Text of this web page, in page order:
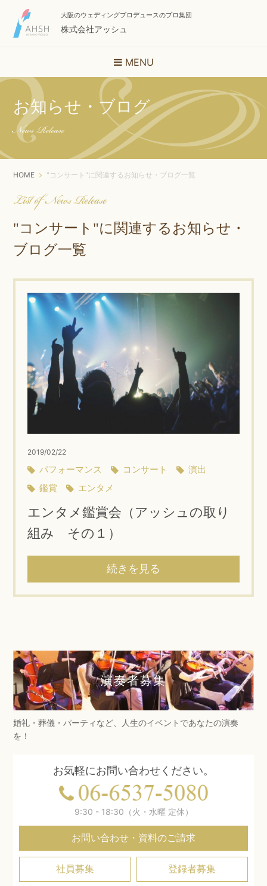
大阪のウェディングプロデュースのプロ集団
株式会社アッシュ
MENU
お知らせ・ブログ
News Release
HOME "コンサート"に関連するお知らせ・ブログ一覧
List of News Release
"コンサート"に関連するお知らせ・
ブログ一覧
2019/02/22
パフォーマンス コンサート
演出
鑑賞
エンタメ
エンタメ鑑賞会（アッシュの取り
組み その１）
続きを見る
演奏者募集
婚礼・葬儀・パーティなど、人生のイベントであなたの演奏
を！
お気軽にお問い合わせください。
9:30 - 18:30（火・水曜 定休）
お問い合わせ・資料のご請求
社員募集 登録者募集